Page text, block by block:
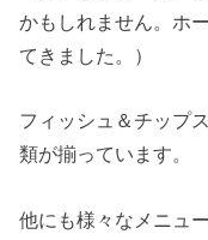
かもしれません。ホ
てきました。）
フィッシュ＆チップ
類が揃っています。
他にも様々なメニュ